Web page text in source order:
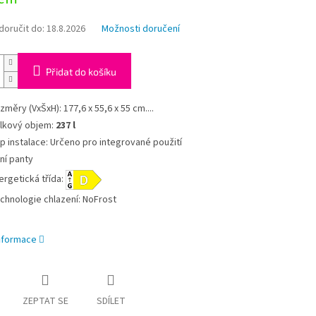
do: 18.8.2026 Možnosti doručení
Přidat do košíku
(VxŠxH): 177,6 x 55,6 x 55 cm....
objem: 237 l
instalace: Určeno pro integrované použití
panty
třída:
chlazení: NoFrost
ZEPTAT SE SDÍLET